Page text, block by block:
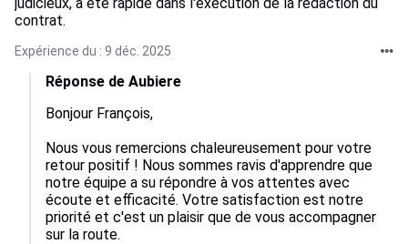
contrat.
Expérience du : 9 déc. 2025
Réponse de Aubiere
Bonjour François,
Nous vous remercions chaleureusement pour votre
retour positif ! Nous sommes ravis d'apprendre que
notre équipe a su répondre à vos attentes avec
écoute et efficacité. Votre satisfaction est notre
priorité et c'est un plaisir que de vous accompagner
sur la route.